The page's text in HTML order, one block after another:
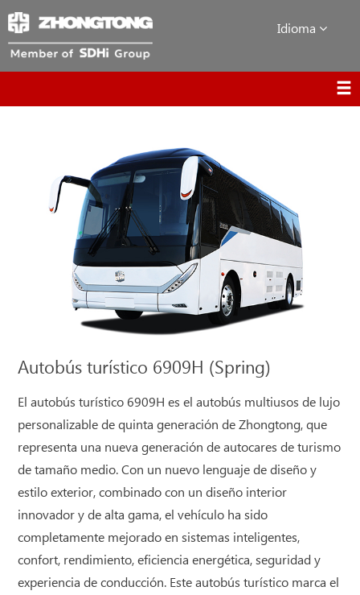
Idioma
Autobús turístico 6909H (Spring)
El autobús turístico 6909H es el autobús multiusos de lujo
personalizable de quinta generación de Zhongtong, que
representa una nueva generación de autocares de turismo
de tamaño medio. Con un nuevo lenguaje de diseño y
estilo exterior, combinado con un diseño interior
innovador y de alta gama, el vehículo ha sido
completamente mejorado en sistemas inteligentes,
confort, rendimiento, eficiencia energética, seguridad y
experiencia de conducción. Este autobús turístico marca el